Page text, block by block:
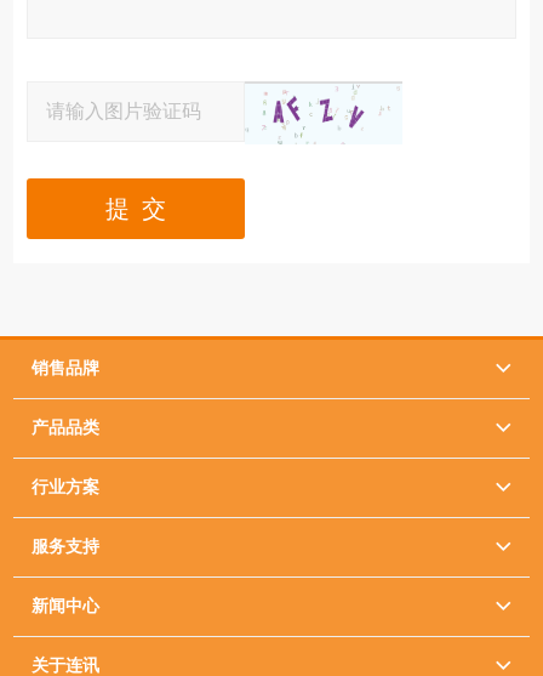
提 交
销售品牌 
产品品类 
行业方案 
服务支持 
新闻中心 
关于连讯 